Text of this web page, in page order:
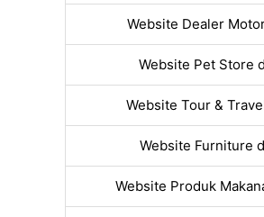
Website Dealer
Website Pet Store
Website Tour &
Website Furniture
Website Produk